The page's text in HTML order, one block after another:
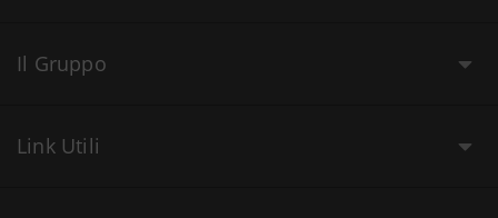
Il Gruppo
Link Utili